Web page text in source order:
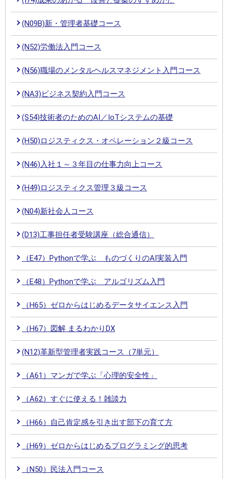
(N09B)新・管理者基礎コース
(N52)労働法入門コース
(N56)職場のメンタルヘルスマネジメント入門コース
(NA3)ビジネス契約入門コース
(S54)技術者のためのAI／IoTシステムの基礎
(H50)ロジスティクス・オペレーション２級コース
(N46)入社１～３年目の仕事力向上コース
(H49)ロジスティクス管理３級コース
(N04)新社会人コース
(D13)工事担任者受験講座（総合通信）
（E47）Pythonで学ぶ ものづくりのAI実装入門
（E48）Pythonで学ぶ アルゴリズム入門
（H65）ゼロからはじめるデータサイエンス入門
（H67）図解 まるわかりDX
(N12)革新型管理者実践コース（7単元）
（A61）マンガで学ぶ「心理的安全性」
（A62）すぐに使える！雑談力
（H66）自己肯定感を引き出す部下の育て方
（H69）ゼロからはじめるプログラミング的思考
（N50）民法入門コース